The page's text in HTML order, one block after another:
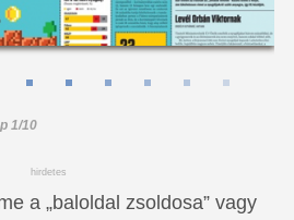
1/10
hirdetes
a „baloldal zsoldosa” vagy